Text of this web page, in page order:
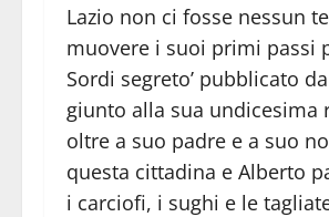
Lazio non ci fosse nessun
muovere i suoi primi passi
Sordi segreto’ pubblicato
giunto alla sua
oltre a suo padre e a suo
questa cittadina e Alberto
i carciofi, i sughi e le